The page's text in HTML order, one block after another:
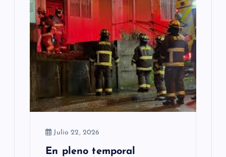
Julio 22, 2026
En pleno temporal